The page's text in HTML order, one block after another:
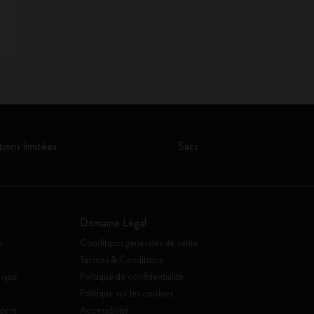
limitées Sacs
Domaine Légal
Conditions générales de vente
Termes & Conditions
Politique de confidentialité
Politique sur les cookies
Accessibilité